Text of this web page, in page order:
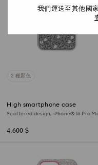
2 種顏色
High smartphone case
Scattered design, iPhone® 16 Pro
4,600 $
我們運送至其他國